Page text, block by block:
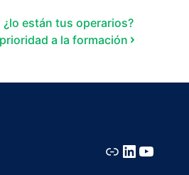
están tus operarios?
a la formación
LinkLinkedIn